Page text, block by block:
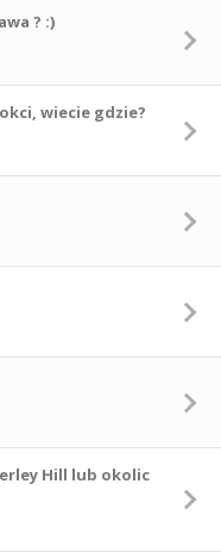
? :)
wiecie gdzie?
Hill lub okolic